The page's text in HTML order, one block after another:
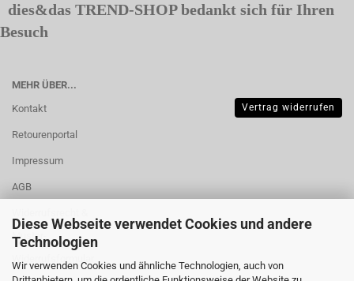
Diese Webseite verwendet Cookies und andere
Technologien
Wir verwenden Cookies und ähnliche Technologien, auch von
dies&das TREND-SHOP bedankt sich für Ihren
Besuch
MEHR ÜBER...
Kontakt
Retourenportal
Impressum
AGB
Muster-
Widerrufsformular
Vertrag widerrufen